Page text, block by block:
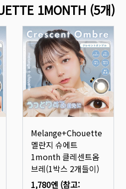
1MONTH (5개)
Melange+Chouette
멜란지 슈에트
1month 클레센트옴
브레(1박스 2개들이)
1,780엔 (참고: